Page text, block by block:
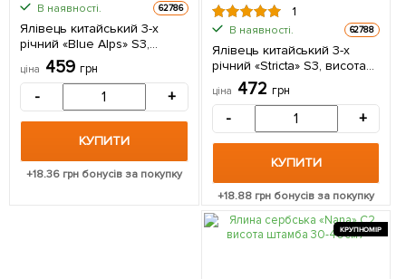
В наявності. 62786
Ялівець китайський 3-х
річний «Blue Alps» S3,
висота 30-40 см 1
саджанець в упаковці
ціна 459 грн
- +
КУПИТИ
+18.36грн бонусів за покупку
1
В наявності. 62788
Ялівець китайський 3-х
річний «Stricta» S3, висота
30-40 см 1 саджанець в
упаковці
ціна 472 грн
- +
КУПИТИ
+18.88 грн бонусів за покупку
КРУПНОМІР